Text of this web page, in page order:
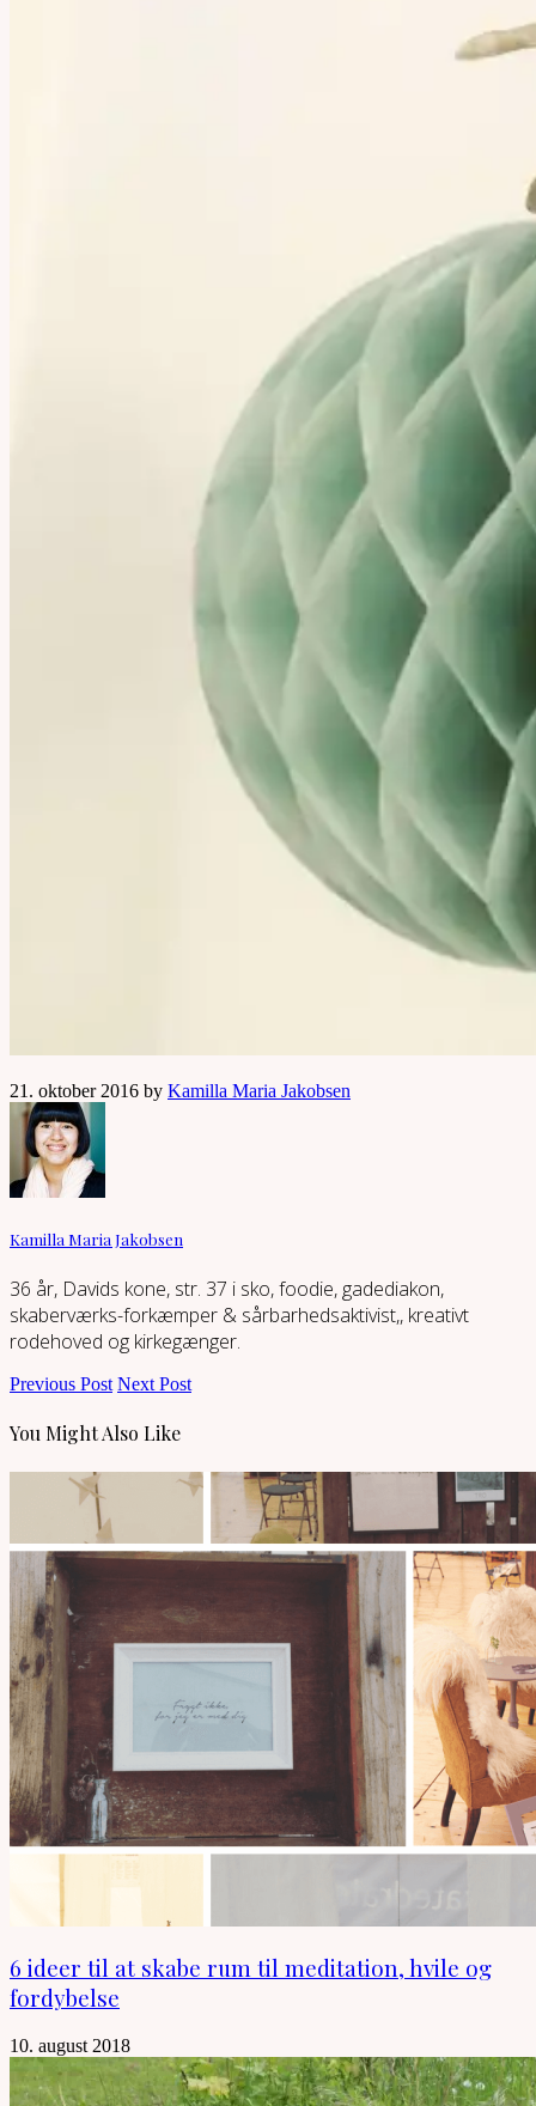
21. oktober 2016 by Kamilla Maria Jakobsen
Kamilla Maria Jakobsen
36 år, Davids kone, str. 37 i sko, foodie, gadediakon,
skaberværks-forkæmper & sårbarhedsaktivist,, kreativt
rodehoved og kirkegænger.
Previous Post Next Post
You Might Also Like
6 ideer til at skabe rum til meditation, hvile og
fordybelse
10. august 2018